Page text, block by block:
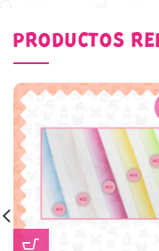
PRODUCTOS